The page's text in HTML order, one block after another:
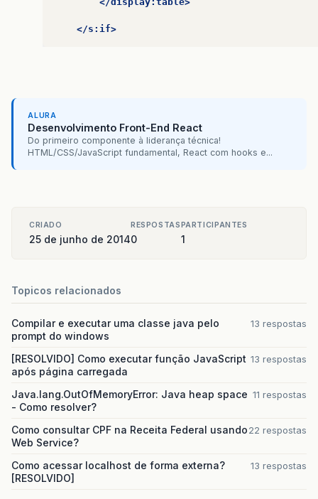
</s:if>
ALURA
Desenvolvimento Front-End React
Do primeiro componente à liderança técnica!
HTML/CSS/JavaScript fundamental, React com hooks e...
CRIADO
25 de junho de 2014
RESPOSTAS
0
PARTICIPANTES
1
Topicos relacionados
Compilar e executar uma classe java pelo
prompt do windows
13 respostas
[RESOLVIDO] Como executar função JavaScript
após página carregada
13 respostas
Java.lang.OutOfMemoryError: Java heap space
- Como resolver?
11 respostas
Como consultar CPF na Receita Federal usando
Web Service?
22 respostas
Como acessar localhost de forma externa?
[RESOLVIDO]
13 respostas